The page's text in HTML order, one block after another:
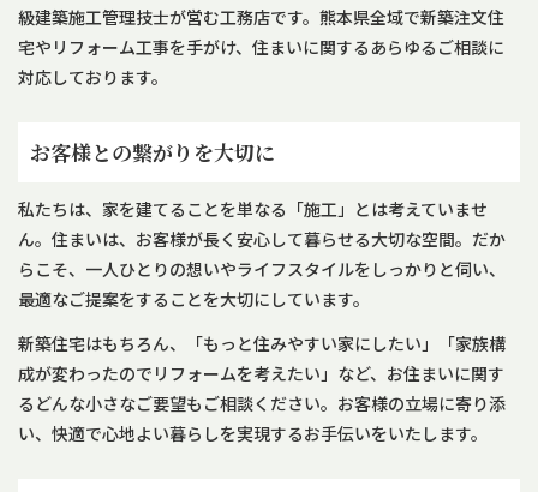
級建築施工管理技士が営む工務店です。熊本県全域で新築注文住
宅やリフォーム工事を手がけ、住まいに関するあらゆるご相談に
対応しております。
お客様との繋がりを大切に
私たちは、家を建てることを単なる「施工」とは考えていませ
ん。住まいは、お客様が長く安心して暮らせる大切な空間。だか
らこそ、一人ひとりの想いやライフスタイルをしっかりと伺い、
最適なご提案をすることを大切にしています。
新築住宅はもちろん、「もっと住みやすい家にしたい」「家族構
成が変わったのでリフォームを考えたい」など、お住まいに関す
るどんな小さなご要望もご相談ください。お客様の立場に寄り添
い、快適で心地よい暮らしを実現するお手伝いをいたします。